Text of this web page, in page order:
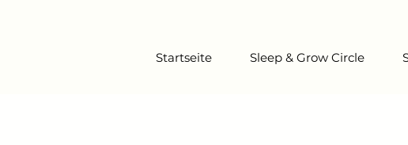
Startseite Sleep & Grow Circle